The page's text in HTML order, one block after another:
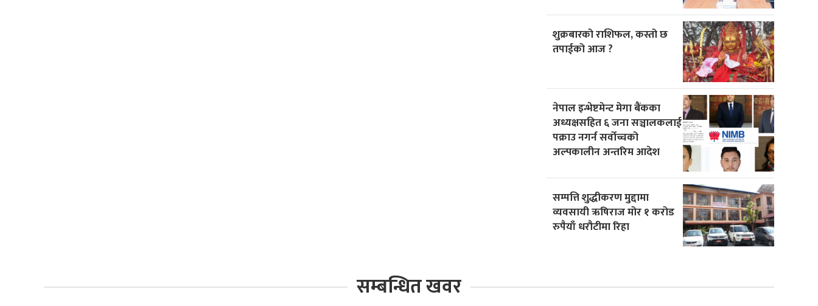
शुक्रबारको राशिफल, कस्तो छ
तपाईको आज ?
नेपाल इन्भेष्टमेन्ट मेगा बैंकका
अध्यक्षसहित ६ जना सञ्चालकलाई
पक्राउ नगर्न सर्वोच्चको
अल्पकालीन अन्तरिम आदेश
सम्पत्ति शुद्धीकरण मुद्दामा
व्यवसायी ऋषिराज मोर १ करोड
रुपैयाँ धरौटीमा रिहा
सम्बन्धित खवर